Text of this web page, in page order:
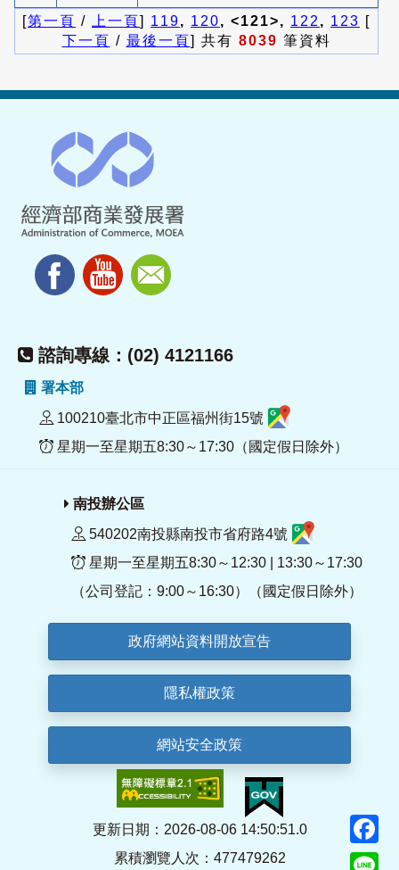
[第一頁 / 上一頁] 119, 120, <121>, 122 , 123 [
下一頁 / 最後一頁] 共有 8039 筆資料
諮詢專線：(02) 4121166
署本部
100210臺北市中正區福州街15號
星期一至星期五8:30～17:30（國定假日除外）
南投辦公區
540202南投縣南投市省府路4號
星期一至星期五8:30～12:30 | 13:30～17:30
（公司登記：9:00～16:30）（國定假日除外）
政府網站資料開放宣告
隱私權政策
網站安全政策
更新日期：2026-08-06 14:50:51.0
累積瀏覽人次：477479262